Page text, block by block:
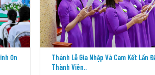
Thánh Lễ Gia Nhập Và Cam Kết Lần Đầu Của 47
Thành Viên..